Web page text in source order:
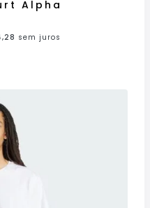
Alpha
sem juros